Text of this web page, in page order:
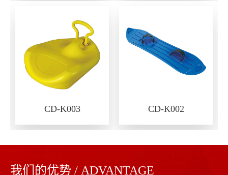
CD-K003 CD-K002
我们的优势 / ADVANTAGE